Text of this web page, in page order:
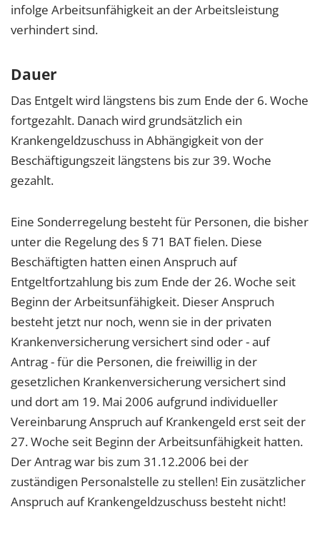
infolge Arbeitsunfähigkeit an der Arbeitsleistung
verhindert sind.
Dauer
Das Entgelt wird längstens bis zum Ende der 6. Woche
fortgezahlt. Danach wird grundsätzlich ein
Krankengeldzuschuss in Abhängigkeit von der
Beschäftigungszeit längstens bis zur 39. Woche
gezahlt.
Eine Sonderregelung besteht für Personen, die bisher
unter die Regelung des § 71 BAT fielen. Diese
Beschäftigten hatten einen Anspruch auf
Entgeltfortzahlung bis zum Ende der 26. Woche seit
Beginn der Arbeitsunfähigkeit. Dieser Anspruch
besteht jetzt nur noch, wenn sie in der privaten
Krankenversicherung versichert sind oder - auf
Antrag - für die Personen, die freiwillig in der
gesetzlichen Krankenversicherung versichert sind
und dort am 19. Mai 2006 aufgrund individueller
Vereinbarung Anspruch auf Krankengeld erst seit der
27. Woche seit Beginn der Arbeitsunfähigkeit hatten.
Der Antrag war bis zum 31.12.2006 bei der
zuständigen Personalstelle zu stellen! Ein zusätzlicher
Anspruch auf Krankengeldzuschuss besteht nicht!